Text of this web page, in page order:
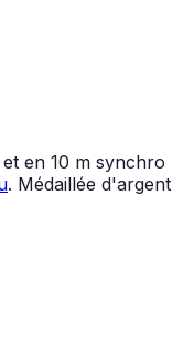
en 10 m synchro
. Médaillée d'argent